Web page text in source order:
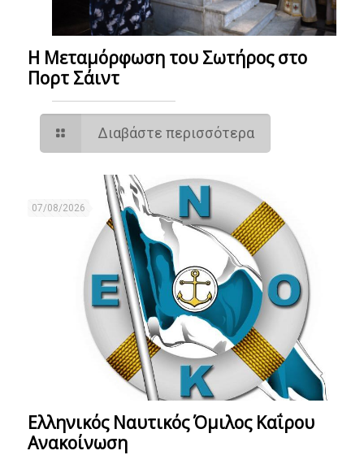
Η Μεταμόρφωση του Σωτήρος στο
Πορτ Σάιντ
Διαβάστε περισσότερα
07/08/2026
Ελληνικός Ναυτικός Όμιλος Καΐρου
Ανακοίνωση